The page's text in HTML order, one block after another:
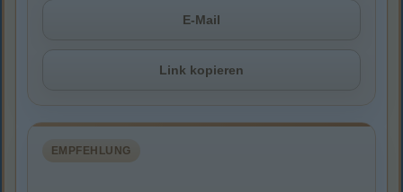
E-Mail
Link kopieren
EMPFEHLUNG